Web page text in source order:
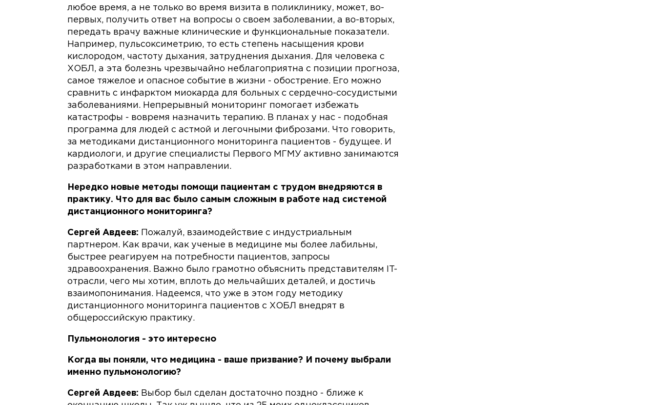
любое время, а не только во время визита в поликлинику, может, во-
первых, получить ответ на вопросы о своем заболевании, а во-вторых,
передать врачу важные клинические и функциональные показатели.
Например, пульсоксиметрию, то есть степень насыщения крови
кислородом, частоту дыхания, затруднения дыхания. Для человека с
ХОБЛ, а эта болезнь чрезвычайно неблагоприятна с позиции прогноза,
самое тяжелое и опасное событие в жизни - обострение. Его можно
сравнить с инфарктом миокарда для больных с сердечно-сосудистыми
заболеваниями. Непрерывный мониторинг помогает избежать
катастрофы - вовремя назначить терапию. В планах у нас - подобная
программа для людей с астмой и легочными фиброзами. Что говорить,
за методиками дистанционного мониторинга пациентов - будущее. И
кардиологи, и другие специалисты Первого МГМУ активно занимаются
разработками в этом направлении.
Нередко новые методы помощи пациентам с трудом внедряются в
практику. Что для вас было самым сложным в работе над системой
дистанционного мониторинга?
Сергей Авдеев: Пожалуй, взаимодействие с индустриальным
партнером. Как врачи, как ученые в медицине мы более лабильны,
быстрее реагируем на потребности пациентов, запросы
здравоохранения. Важно было грамотно объяснить представителям IT-
отрасли, чего мы хотим, вплоть до мельчайших деталей, и достичь
взаимопонимания. Надеемся, что уже в этом году методику
дистанционного мониторинга пациентов с ХОБЛ внедрят в
общероссийскую практику.
Пульмонология - это интересно
Когда вы поняли, что медицина - ваше призвание? И почему выбрали
именно пульмонологию?
Сергей Авдеев: Выбор был сделан достаточно поздно - ближе к